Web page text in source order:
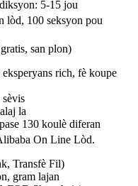
5-15 jou
lòd, 100 seksyon pou
san plon)
rich, fè koupe
la
130 koulè diferan
On Line Lòd.
Transfè Fil)
gram lajan